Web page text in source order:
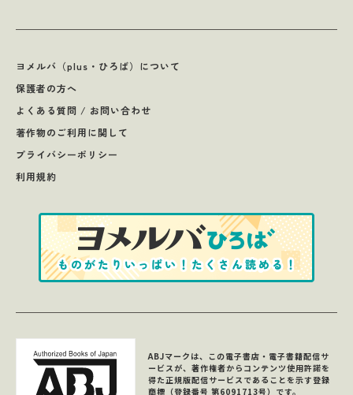
ヨメルバ（plus・ひろば）について
保護者の方へ
よくある質問 / お問い合わせ
著作物のご利用に関して
プライバシーポリシー
利用規約
ABJマークは、この電子書店・電子書籍配信サ
ービスが、著作権者からコンテンツ使用許諾を
得た正規版配信サービスであることを示す登録
商標（登録番号 第6091713号）です。